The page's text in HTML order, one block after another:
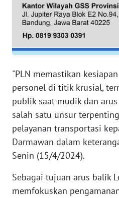
"PLN memastikan
personel di titik krusial,
publik saat mudik dan
salah satu unsur
pelayanan transportasi
Darmawan dalam
Senin (15/4/2024).
Sebagai tujuan arus balik
memfokuskan
RIAU
WN
SERAMBI
WN
JAMBI
WN
SULTRA
WN
NTB
WN
SULTENG